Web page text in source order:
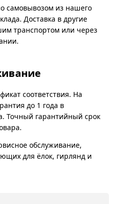
самовывозом из нашего
Доставка в другие
транспортом или через
соответствия. На
до 1 года в
Точный гарантийный срок
обслуживание,
для ёлок, гирлянд и